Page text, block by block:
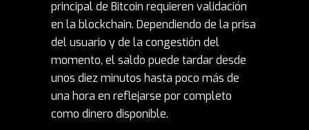
principal de Bitcoin requieren validación
en la blockchain. Dependiendo de la prisa
del usuario y de la congestión del
momento, el saldo puede tardar desde
unos diez minutos hasta poco más de
una hora en reflejarse por completo
como dinero disponible.